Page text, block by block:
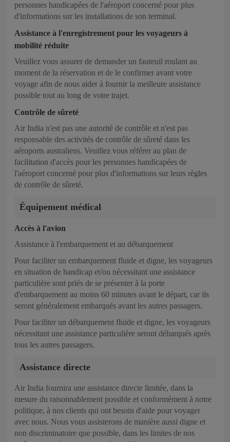
personnes handicapées de l'aéroport concerné pour plus
d'informations sur les installations de son terminal.
Assistance à l'enregistrement pour les voyageurs à
mobilité réduite
Veuillez vous assurer de demander un fauteuil roulant au
moment de la réservation et de le confirmer avant votre
voyage afin de nous aider à fournir la meilleure assistance
possible tout au long de votre trajet.
Contrôle de sûreté
Air India n'est pas une autorité de contrôle et n'est pas
responsable des activités de contrôle de sûreté dans les
aéroports australiens. Veuillez vous référer au plan de
facilitation d'accès pour les personnes handicapées de
l'aéroport concerné pour plus d'informations sur leurs règles
de contrôle de sûreté.
Équipement médical
Accès à l'avion
Assistance à l'embarquement et au débarquement
Pour faciliter un embarquement fluide et digne, les voyageurs
en situation de handicap et/ou nécessitant une assistance
particulière sont priés de se présenter à la porte
d'embarquement au moins 60 minutes avant le départ, car ils
seront généralement embarqués avant les autres passagers.
Pour faciliter un débarquement fluide et digne, les voyageurs
nécessitant une assistance particulière seront débarqués après
tous les autres passagers.
Assistance directe
Air India fournira une assistance directe limitée, dans la
mesure du raisonnablement possible et conformément à notre
politique, à nos clients qui ont besoin d'aide pour voyager
avec nous. Nous vous assisterons de manière aussi digne et
non discriminatoire que possible, dans les limites de nos